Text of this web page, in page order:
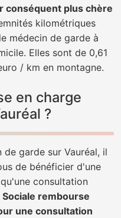
conséquent plus chère
kilométriques
médecin de garde à
Elles sont de 0,61
/ km en montagne.
en charge
?
garde sur Vauréal, il
de bénéficier d'une
consultation
Sociale rembourse
une consultation